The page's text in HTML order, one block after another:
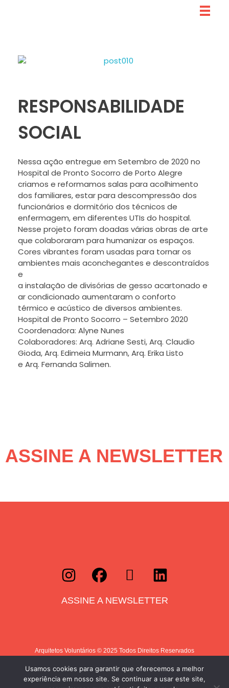
RESPONSABILIDADE
SOCIAL
Nessa ação entregue em Setembro de 2020 no
Hospital de Pronto Socorro de Porto Alegre
criamos e reformamos salas para acolhimento
dos familiares, estar para descompressão dos
funcionários e dormitório dos técnicos de
enfermagem, em diferentes UTIs do hospital.
Nesse projeto foram doadas várias obras de arte
que colaboraram para humanizar os espaços.
Cores vibrantes foram usadas para tornar os
ambientes mais aconchegantes e descontraídos
e
a instalação de divisórias de gesso acartonado e
ar condicionado aumentaram o conforto
térmico e acústico de diversos ambientes.
Hospital de Pronto Socorro – Setembro 2020
Coordenadora: Alyne Nunes
Colaboradores: Arq. Adriane Sesti, Arq. Claudio
Gioda, Arq. Edimeia Murmann, Arq. Erika Listo
e Arq. Fernanda Salimen.
ASSINE A NEWSLETTER
ASSINE A NEWSLETTER
Arquitetos Voluntários © 2025 Todos Direitos Reservados
Usamos cookies para garantir que oferecemos a melhor
experiência em nosso site. Se continuar a usar este site,